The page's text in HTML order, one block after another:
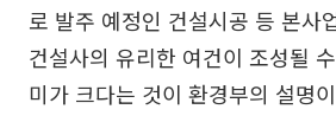
로 발주 예정인 건설시공 등 본사
건설사의 유리한 여건이 조성될
미가 크다는 것이 환경부의 설명